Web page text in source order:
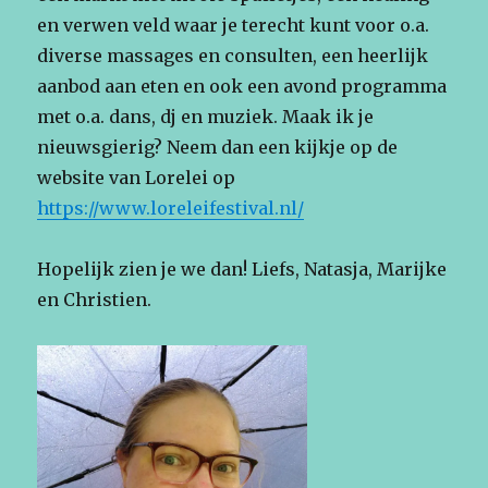
en verwen veld waar je terecht kunt voor o.a.
diverse massages en consulten, een heerlijk
aanbod aan eten en ook een avond programma
met o.a. dans, dj en muziek. Maak ik je
nieuwsgierig? Neem dan een kijkje op de
website van Lorelei op
https://www.loreleifestival.nl/
Hopelijk zien je we dan! Liefs, Natasja, Marijke
en Christien.